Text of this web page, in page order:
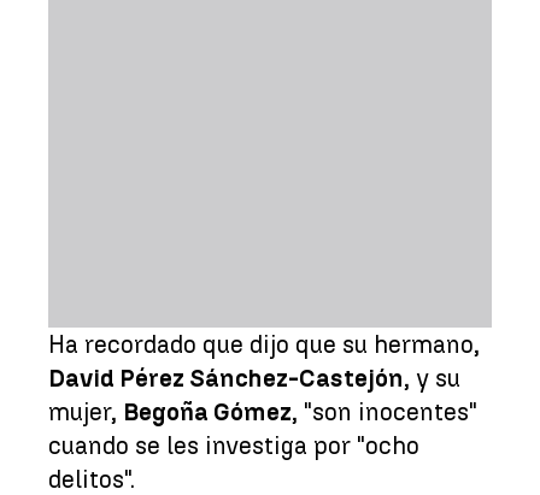
Ha recordado que dijo que su hermano,
David Pérez Sánchez-Castejón, y su
mujer, Begoña Gómez, "son inocentes"
cuando se les investiga por "ocho
delitos".